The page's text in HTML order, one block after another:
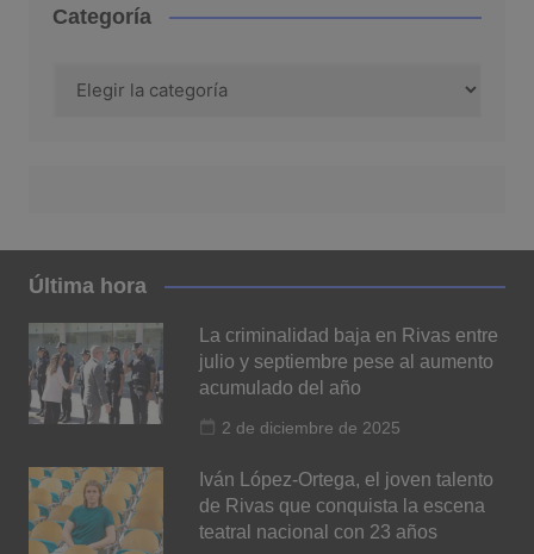
Categoría
Última hora
La criminalidad baja en Rivas entre
julio y septiembre pese al aumento
acumulado del año
2 de diciembre de 2025
Iván López-Ortega, el joven talento
de Rivas que conquista la escena
teatral nacional con 23 años